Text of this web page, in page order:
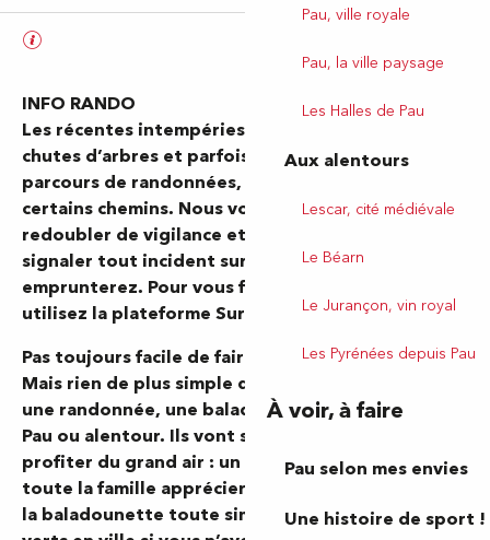
Pau, ville royale
Pau, la ville paysage
Les Halles de Pau
Aux alentours
Lescar, cité médiévale
Le Béarn
Le Jurançon, vin royal
Les Pyrénées depuis Pau
À voir, à faire
Pau selon mes envies
Une histoire de sport !
INFO RANDO
Les récentes intempéries ont occasionné des
chutes d’arbres et parfois endommagées les
parcours de randonnées, rendant impraticables
certains chemins. Nous vous recommandons de
redoubler de vigilance et vous invitons à nous
signaler tout incident sur les itinéraires que vous
emprunterez. Pour vous faciliter ces signalements,
utilisez la plateforme Suricate !Accéder à Suricate
Pas toujours facile de faire bouger les enfants !
Mais rien de plus simple que de les emmener faire
une randonnée, une balade ou une promenade à
Pau ou alentour. Ils vont se défouler, courir et
profiter du grand air : un moment de liberté que
toute la famille appréciera ! Et rien ne manque de
la baladounette toute simple, autour des espaces